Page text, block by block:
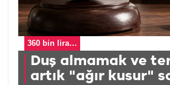
360 bin lira…
Duş almamak ve
artık "ağır kusur"